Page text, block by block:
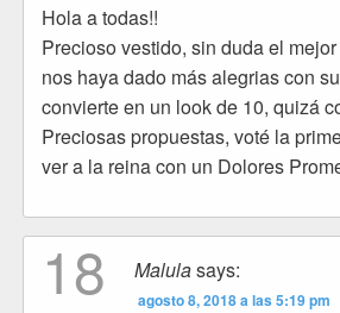
Hola a todas!!
Precioso vestido, sin duda el
nos haya dado más alegrias con
convierte en un look de 10, quizá
Preciosas propuestas, voté la
ver a la reina con un Dolores
18 Malulasays:
agosto 8, 2018 a las 5:19 pm